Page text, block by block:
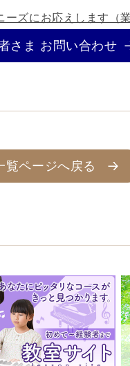
ズにお応えします（
さま お問い合わせ
覧ページへ戻る